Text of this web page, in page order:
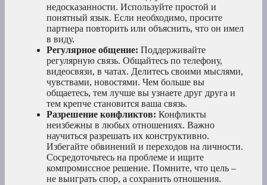
недосказанности. Используйте простой и
понятный язык. Если необходимо, просите
партнера повторить или объяснить, что он имел
в виду.
Регулярное общение: Поддерживайте
регулярную связь. Общайтесь по телефону,
видеосвязи, в чатах. Делитесь своими мыслями,
чувствами, новостями. Чем больше вы
общаетесь, тем лучше вы узнаете друг друга и
тем крепче становится ваша связь.
Разрешение конфликтов: Конфликты
неизбежны в любых отношениях. Важно
научиться разрешать их конструктивно.
Избегайте обвинений и переходов на личности.
Сосредоточьтесь на проблеме и ищите
компромиссное решение. Помните, что цель –
не выиграть спор, а сохранить отношения.